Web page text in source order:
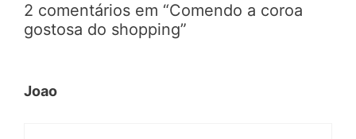
2 comentários em “Comendo a coroa
gostosa do shopping”
Joao